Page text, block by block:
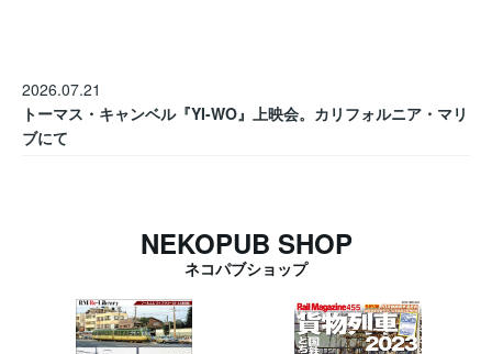
2026.07.21
トーマス・キャンベル『YI-WO』上映会。カリフォルニア・マリ
ブにて
NEKOPUB SHOP
ネコパブショップ